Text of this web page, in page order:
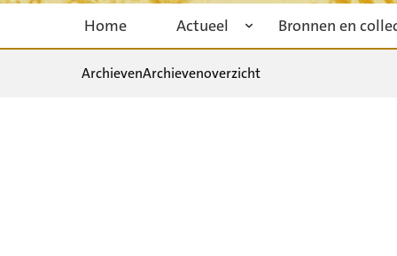
Home Actueel Bronnen en
ArchievenArchievenoverzicht